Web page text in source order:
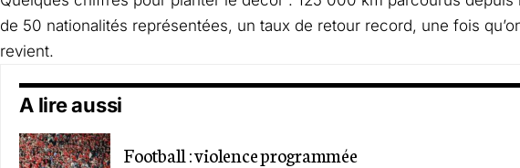
de 50 nationalités représentées, un taux de retour record, une fois
revient.
A lire aussi
Football : violence programmée